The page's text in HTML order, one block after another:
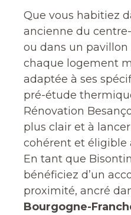
Que vous habitiez
ancienne du
ou dans un
chaque logement
adaptée à ses
pré-étude
Rénovation
plus clair et à
cohérent et éligible
En tant que
bénéficiez d’un
proximité, ancré
Bourgogne-